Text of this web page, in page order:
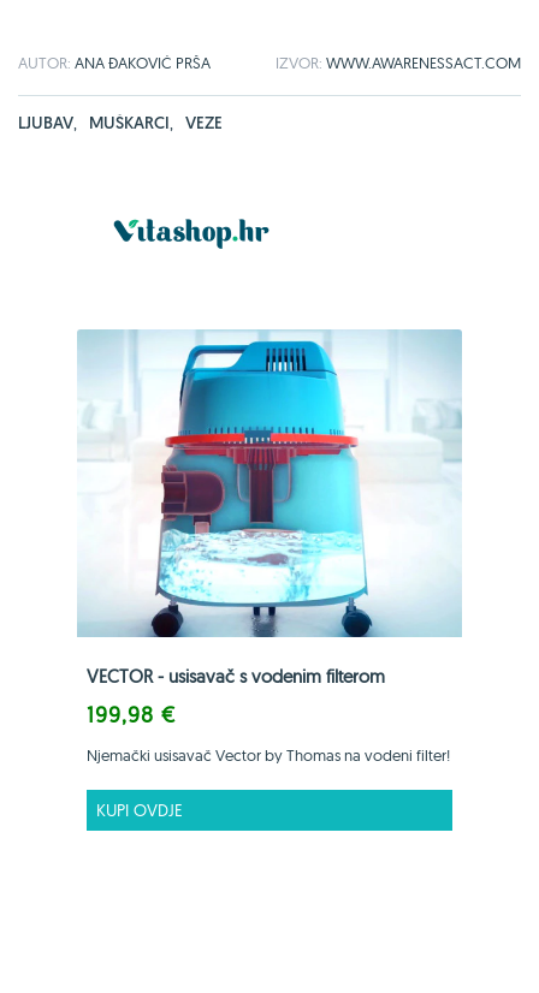
AUTOR: ANA ĐAKOVIĆ PRŠA IZVOR: WWW.AWARENESSACT.COM
LJUBAV, MUŠKARCI, VEZE
VECTOR - usisavač s vodenim filterom
199,98 €
Njemački usisavač Vector by Thomas na vodeni filter!
KUPI OVDJE